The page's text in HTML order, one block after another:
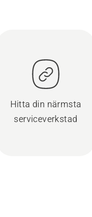
Hitta din närmsta
serviceverkstad